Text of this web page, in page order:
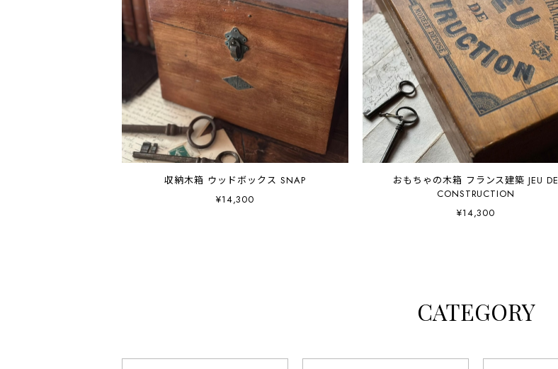
収納木箱 ウッドボックス SNAP
¥14,300
おもちゃの木箱 フランス建築 JEU DE
CONSTRUCTION
¥14,300
CATEGORY